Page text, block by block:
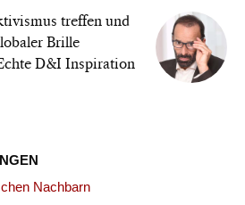
treffen und
Brille
D&I Inspiration
Nachbarn